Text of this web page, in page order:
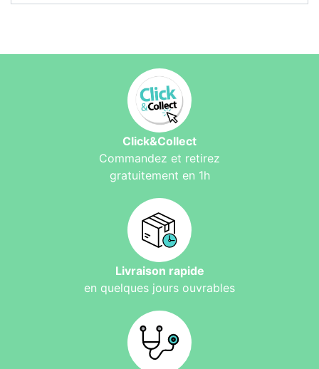
Click&Collect
Commandez et retirez
gratuitement en 1h
Livraison rapide
en quelques jours ouvrables